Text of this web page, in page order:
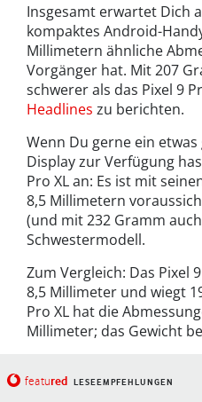
Insgesamt erwartet Dich
kompaktes Android-
Millimetern ähnliche
Vorgänger hat. Mit 207
schwerer als das Pixel 9
Headlines zu berichten.
Wenn Du gerne ein
Display zur Verfügung
Pro XL an: Es ist mit
8,5 Millimetern
(und mit 232 Gramm
Schwestermodell.
Zum Vergleich: Das Pixel
8,5 Millimeter und wiegt
Pro XL hat die
Millimeter; das Gewicht
featured LESEEMPFEHLUNGEN